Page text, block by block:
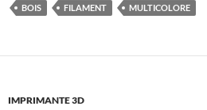
BOIS FILAMENT MULTICOLORE
IMPRIMANTE 3D